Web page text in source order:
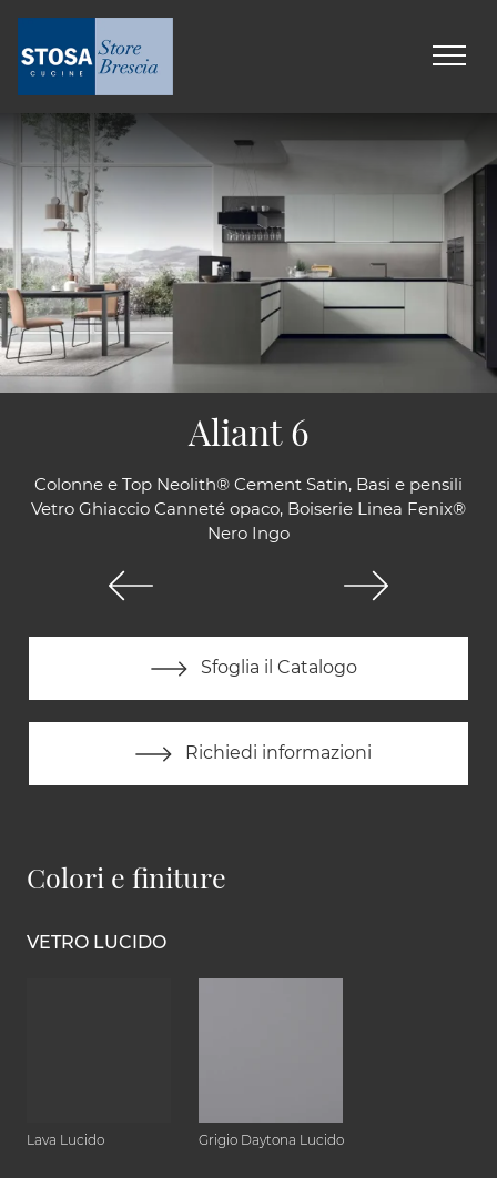
Colonne e Top Neolith® Cement Satin, Basi e pensili
Vetro Ghiaccio Canneté opaco, Boiserie Linea Fenix®
Nero Ingo
Sfoglia il Catalogo
Richiedi informazioni
Aliant 6
Colori e finiture
VETRO LUCIDO
Lava Lucido Grigio Daytona Lucido